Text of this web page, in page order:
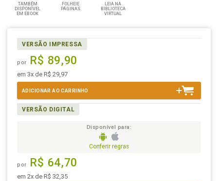
TAMBÉM
DISPONÍVEL
EM EBOOK
FOLHEIE
PÁGINAS
LEIA NA
BIBLIOTECA
VIRTUAL
VERSÃO IMPRESSA
por R$ 89,90
em 3x de R$ 29,97
ADICIONAR AO CARRINHO
VERSÃO DIGITAL
Disponível para:
Conferir regras
por R$ 64,70
em 2x de R$ 32,35